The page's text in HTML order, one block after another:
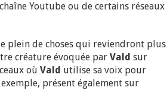
Youtube ou de certains réseaux
plein de choses qui reviendront plus
créature évoquée par Vald sur
où Vald utilise sa voix pour
présent également sur